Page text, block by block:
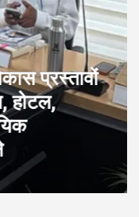
प्रस्तावों
होटल,